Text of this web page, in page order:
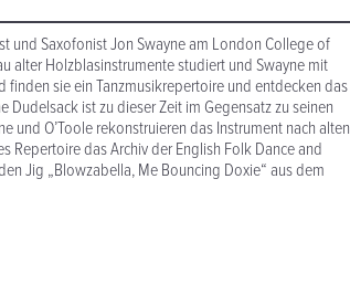
und Saxofonist Jon Swayne am London College of
alter Holzblasinstrumente studiert und Swayne mit
sie ein Tanzmusikrepertoire und entdecken das
ist zu dieser Zeit im Gegensatz zu seinen
und O’Toole rekonstruieren das Instrument nach alten
Repertoire das Archiv der English Folk Dance and
Jig „Blowzabella, Me Bouncing Doxie“ aus dem